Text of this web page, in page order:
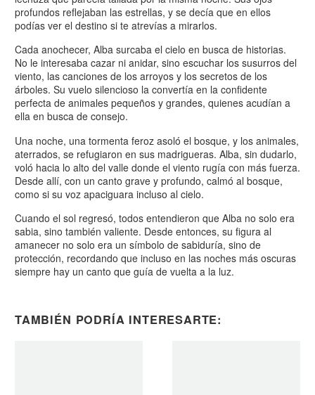
profundos reflejaban las estrellas, y se decía que en ellos
podías ver el destino si te atrevías a mirarlos.
Cada anochecer, Alba surcaba el cielo en busca de historias.
No le interesaba cazar ni anidar, sino escuchar los susurros del
viento, las canciones de los arroyos y los secretos de los
árboles. Su vuelo silencioso la convertía en la confidente
perfecta de animales pequeños y grandes, quienes acudían a
ella en busca de consejo.
Una noche, una tormenta feroz asoló el bosque, y los animales,
aterrados, se refugiaron en sus madrigueras. Alba, sin dudarlo,
voló hacia lo alto del valle donde el viento rugía con más fuerza.
Desde allí, con un canto grave y profundo, calmó al bosque,
como si su voz apaciguara incluso al cielo.
Cuando el sol regresó, todos entendieron que Alba no solo era
sabia, sino también valiente. Desde entonces, su figura al
amanecer no solo era un símbolo de sabiduría, sino de
protección, recordando que incluso en las noches más oscuras
siempre hay un canto que guía de vuelta a la luz.
TAMBIÉN PODRÍA INTERESARTE: